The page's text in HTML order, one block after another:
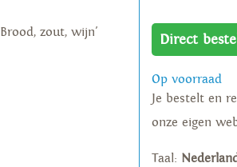
zout, wijn' Direct
Op voorraad
Je bestelt en
onze eigen
Taal: